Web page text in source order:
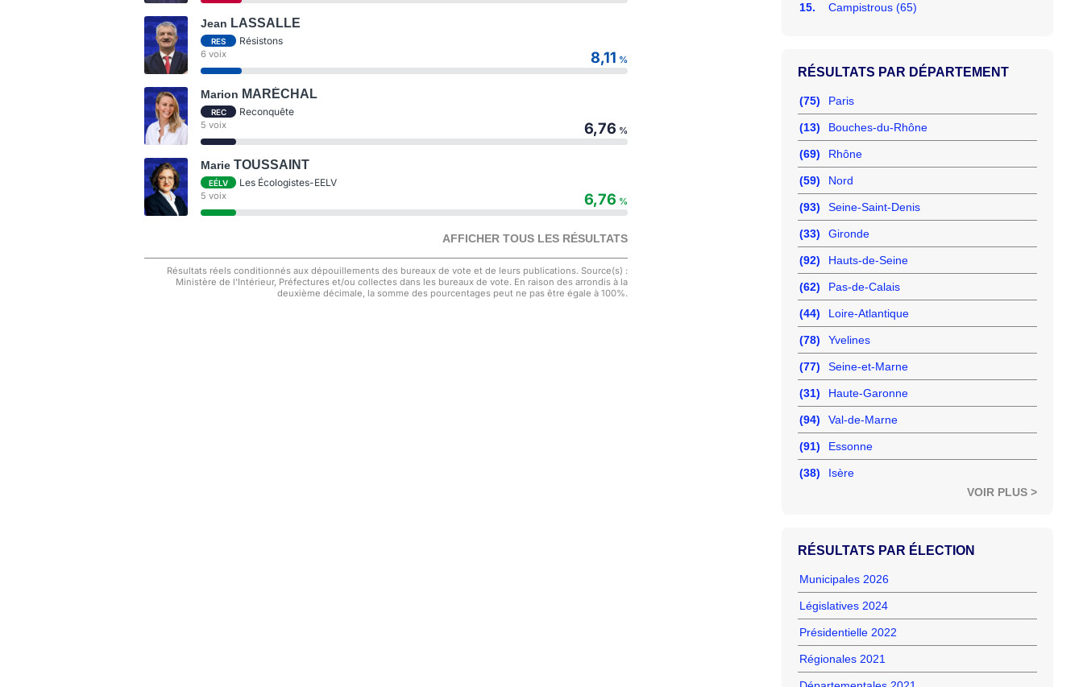
Jean LASSALLE
RES Résistons
6 voix 8,11 %
Marion MARÉCHAL
REC Reconquête
5 voix 6,76 %
MarieTOUSSAINT
EÉLV Les Écologistes-EELV
5 voix 6,76 %
AFFICHER TOUS LES RÉSULTATS
Résultats réels conditionnés aux dépouillements des bureaux de vote et de leurs publications. Source(s) :
Ministère de l'Intérieur, Préfectures et/ou collectes dans les bureaux de vote. En raison des arrondis à la
deuxième décimale, la somme des pourcentages peut ne pas être égale à 100%.
15. Campistrous (65)
RÉSULTATS PAR DÉPARTEMENT
(75) Paris
(13) Bouches-du-Rhône
(69) Rhône
(59) Nord
(93) Seine-Saint-Denis
(33) Gironde
(92) Hauts-de-Seine
(62) Pas-de-Calais
(44) Loire-Atlantique
(78) Yvelines
(77) Seine-et-Marne
(31) Haute-Garonne
(94) Val-de-Marne
(91) Essonne
(38)
Isère
VOIR PLUS >
RÉSULTATS PAR ÉLECTION
Municipales 2026
Législatives 2024
Présidentielle 2022
Régionales 2021